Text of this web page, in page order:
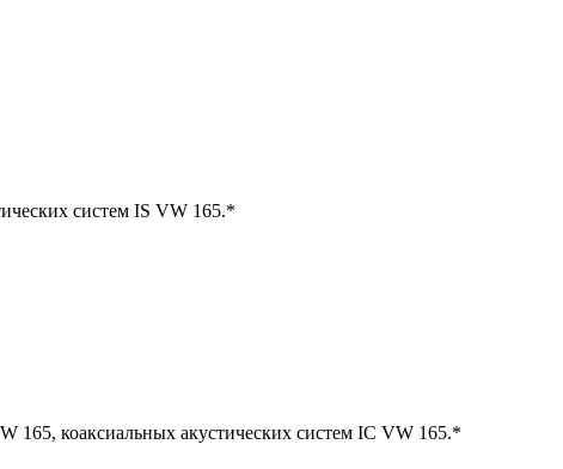
систем IS VW 165.*
165, коаксиальных акустических систем IC VW 165.*